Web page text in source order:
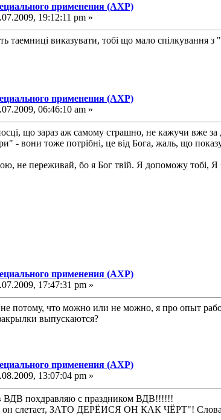
применения (АХР)
19:12:11 pm »
таемниці виказувати, тобі що мало спілкування з
применения (АХР)
06:46:10 am »
що зараз аж самому страшно, не кажучи вже
- вони тоже потрібні, це від Бога, жаль, що
не переживай, бо я Бог твій. Я допоможу тобі,
применения (АХР)
17:47:31 pm »
потому, что можно или не можно, я про опыт
выпускаются?
применения (АХР)
13:07:04 pm »
ВДВ похдравляю с праздником ВДВ!!!!!!
он слетает, ЗАТО ДЕРЁИСЯ ОН КАК ЧЁРТ"!